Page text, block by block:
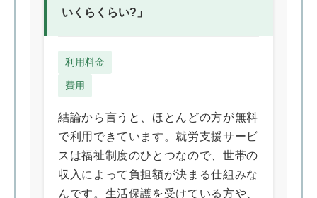
いくらくらい?」
利用料金
費用
結論から言うと、ほとんどの方が無料
で利用できています。就労支援サービ
スは福祉制度のひとつなので、世帯の
収入によって負担額が決まる仕組みな
んです。生活保護を受けている方や、